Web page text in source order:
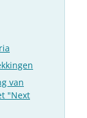
van
"Next